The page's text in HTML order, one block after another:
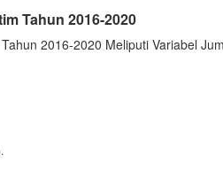
Tahun 2016-2020
2016-2020 Meliputi Variabel